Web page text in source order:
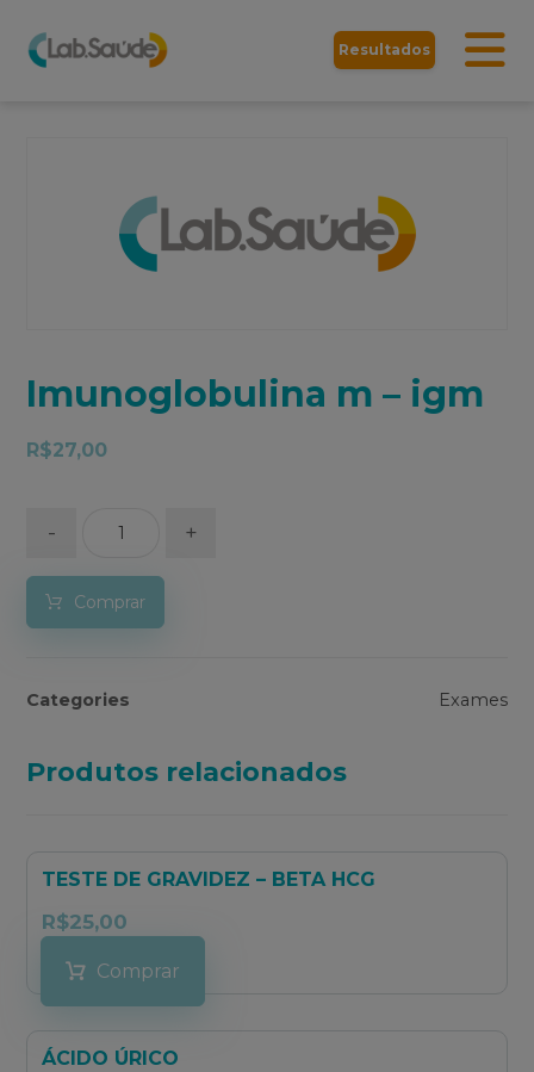
Resultados
Imunoglobulina m – igm
R$27,00
- +
Comprar
Categories Exames
Produtos relacionados
TESTE DE GRAVIDEZ – BETA HCG
R$25,00
Comprar
ÁCIDO ÚRICO